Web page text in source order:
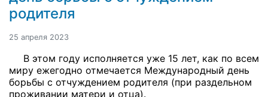
родителя
25 апреля 2023
В этом году исполняется уже 15 лет, как по всем
миру ежегодно отмечается Международный день
борьбы с отчуждением родителя (при раздельном
проживании матери и отца).